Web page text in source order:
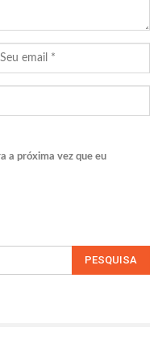
a próxima vez que eu